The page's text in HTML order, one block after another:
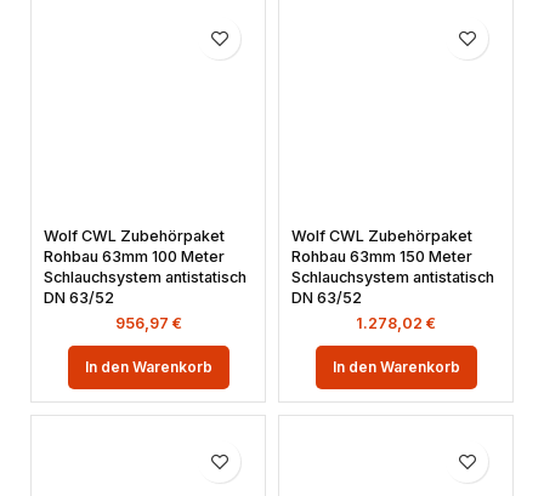
Wolf CWL Zubehörpaket
Rohbau 63mm 100 Meter
Schlauchsystem antistatisch
DN 63/52
956,97 €
In den Warenkorb
Wolf CWL Zubehörpaket
Rohbau 63mm 150 Meter
Schlauchsystem antistatisch
DN 63/52
1.278,02 €
In den Warenkorb